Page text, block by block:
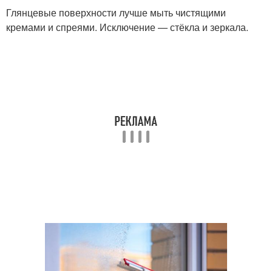
Глянцевые поверхности лучше мыть чистящими
кремами и спреями. Исключение — стёкла и зеркала.